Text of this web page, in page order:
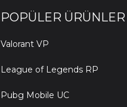
POPÜLER ÜRÜNLER
Valorant VP
League of Legends RP
Pubg Mobile UC